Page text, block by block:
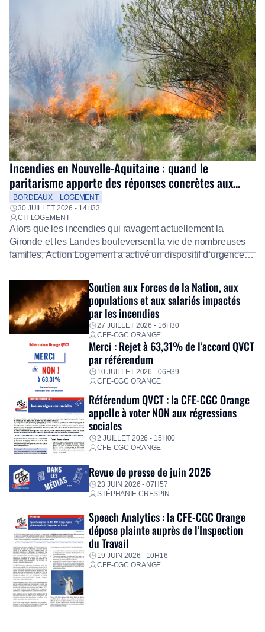
Incendies en Nouvelle-Aquitaine : quand le
paritarisme apporte des réponses concrètes aux
salariés
BORDEAUX
LOGEMENT
30 JUILLET 2026 - 14H33
CIT LOGEMENT
Alors que les incendies qui ravagent actuellement la
Gironde et les Landes bouleversent la vie de nombreuses
familles, Action Logement a activé un dispositif d’urgence
Fidèle à sa mission d’utilité sociale, le Groupe mobilise
immédiatement ses équipes afin de proposer un diagnostic
personnalisé, des aides financières pour faire face aux
premières dépenses, […]
Soutien aux Forces de la Nation, aux
populations et aux salariés impactés
par les incendies
27 JUILLET 2026 - 16H30
CFE-CGC ORANGE
Merci : Rejet à 63,31% de l’accord QVCT
par référendum
10 JUILLET 2026 - 06H39
CFE-CGC ORANGE
Référendum QVCT : la CFE-CGC Orange
appelle à voter NON aux régressions
sociales
2 JUILLET 2026 - 15H00
CFE-CGC ORANGE
Revue de presse de juin 2026
23 JUIN 2026 - 07H57
STÉPHANIE CRESPIN
Speech Analytics : la CFE-CGC Orange
dépose plainte auprès de l’Inspection
du Travail
19 JUIN 2026 - 10H16
CFE-CGC ORANGE